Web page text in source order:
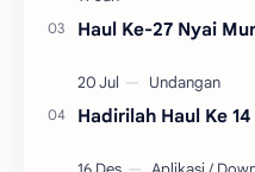
Haul Ke-27 Nyai
Hadirilah Haul Ke